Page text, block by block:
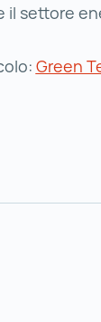
il settore
Green